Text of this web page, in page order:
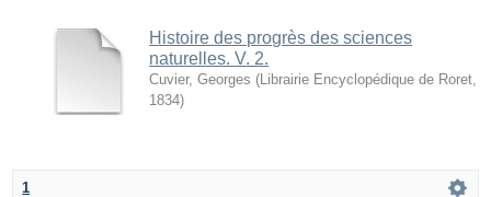
Histoire des progrès des sciences
naturelles. V. 2.
Cuvier, Georges ( Librairie Encyclopédique de Roret
1834)
1